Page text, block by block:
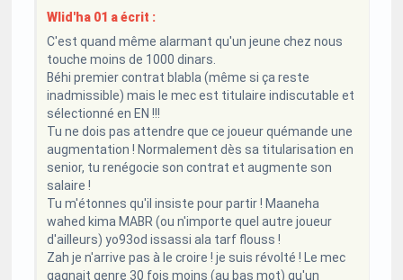
Wlid'ha 01 a écrit :
C'est quand même alarmant qu'un jeune chez nous
touche moins de 1000 dinars.
Béhi premier contrat blabla (même si ça reste
inadmissible) mais le mec est titulaire indiscutable et
sélectionné en EN !!!
Tu ne dois pas attendre que ce joueur quémande une
augmentation ! Normalement dès sa titularisation en
senior, tu renégocie son contrat et augmente son
salaire !
Tu m'étonnes qu'il insiste pour partir ! Maaneha
wahed kima MABR (ou n'importe quel autre joueur
d'ailleurs) yo93od issassi ala tarf flouss !
Zah je n'arrive pas à le croire ! je suis révolté ! Le mec
gagnait genre 30 fois moins (au bas mot) qu'un